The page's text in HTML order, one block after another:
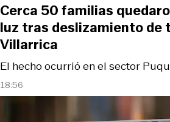
18:56
El hecho ocurrió en el sector
Cerca 50 familias
luz tras deslizamiento de
Villarrica